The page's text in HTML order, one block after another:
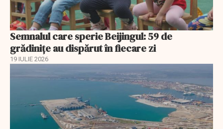
Semnalul care sperie Beijingul: 59 de
grădinițe au dispărut în fiecare zi
19 IULIE 2026